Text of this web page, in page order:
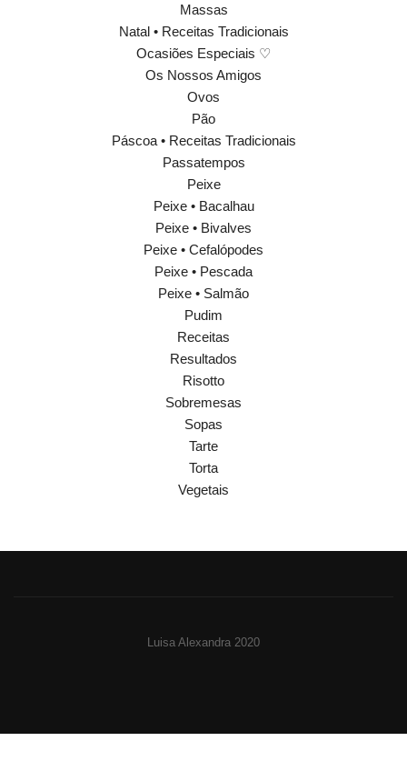
Massas
Natal • Receitas Tradicionais
Ocasiões Especiais ♡
Os Nossos Amigos
Ovos
Pão
Páscoa • Receitas Tradicionais
Passatempos
Peixe
Peixe • Bacalhau
Peixe • Bivalves
Peixe • Cefalópodes
Peixe • Pescada
Peixe • Salmão
Pudim
Receitas
Resultados
Risotto
Sobremesas
Sopas
Tarte
Torta
Vegetais
Luisa Alexandra 2020